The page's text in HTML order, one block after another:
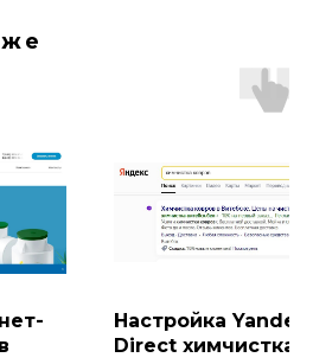
Настройка Yandex
Direct химчистка